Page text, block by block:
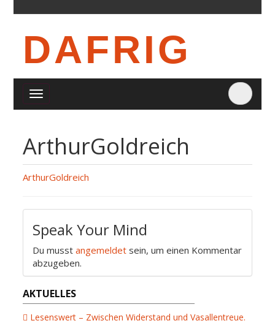
DAFRIG
ArthurGoldreich
ArthurGoldreich
Speak Your Mind
Du musstangemeldet sein, um einen Kommentar
abzugeben.
AKTUELLES
Lesenswert – Zwischen Widerstand und Vasallentreue.